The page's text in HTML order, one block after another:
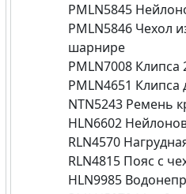
PMLN5845
PMLN5846 Чехол
шарнире
PMLN7008 Клипса
PMLN4651
NTN5243 Ремень
HLN6602
RLN4570
RLN4815 Пояс с
HLN9985